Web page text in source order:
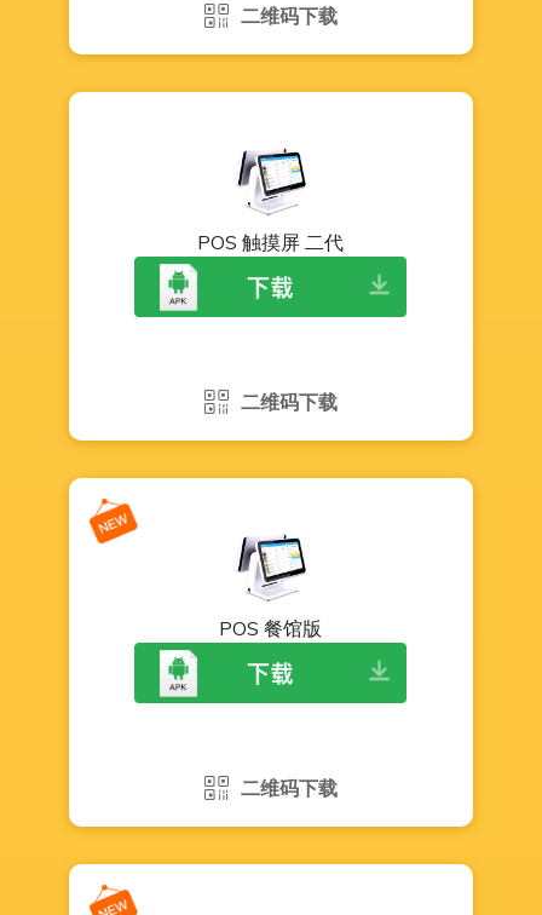
二维码下载
POS 触摸屏 二代
二维码下载
POS 餐馆版
二维码下载